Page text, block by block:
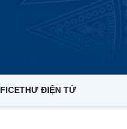
THƯ ĐIỆN TỬ